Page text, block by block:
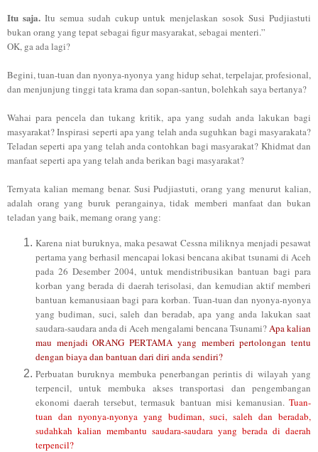
Itu saja. Itu semua sudah cukup untuk menjelaskan sosok Susi Pudjiastuti
bukan orang yang tepat sebagai figur masyarakat, sebagai menteri.”
OK, ga ada lagi?
Begini, tuan-tuan dan nyonya-nyonya yang hidup sehat, terpelajar, profesional,
dan menjunjung tinggi tata krama dan sopan-santun, bolehkah saya bertanya?
Wahai para pencela dan tukang kritik, apa yang sudah anda lakukan bagi
masyarakat? Inspirasi seperti apa yang telah anda suguhkan bagi masyarakata?
Teladan seperti apa yang telah anda contohkan bagi masyarakat? Khidmat dan
manfaat seperti apa yang telah anda berikan bagi masyarakat?
Ternyata kalian memang benar. Susi Pudjiastuti, orang yang menurut kalian,
adalah orang yang buruk perangainya, tidak memberi manfaat dan bukan
teladan yang baik, memang orang yang:
Karena niat buruknya, maka pesawat Cessna miliknya menjadi pesawat
pertama yang berhasil mencapai lokasi bencana akibat tsunami di Aceh
pada 26 Desember 2004, untuk mendistribusikan bantuan bagi para
korban yang berada di daerah terisolasi, dan kemudian aktif memberi
bantuan kemanusiaan bagi para korban.Tuan-tuan dan nyonya-nyonya
yang budiman, suci, saleh dan beradab, apa yang anda lakukan saat
saudara-saudara anda di Aceh mengalami bencana Tsunami?Apa kalian
mau menjadi ORANG PERTAMA yang memberi pertolongan tentu
dengan biaya dan bantuan dari diri anda sendiri?
Perbuatan buruknya membuka penerbangan perintis di wilayah yang
terpencil, untuk membuka akses transportasi dan pengembangan
ekonomi daerah tersebut, termasuk bantuan misi kemanusian. Tuan-
tuan dan nyonya-nyonya yang budiman, suci, saleh dan beradab,
sudahkah kalian membantu saudara-saudara yang berada di daerah
terpencil?